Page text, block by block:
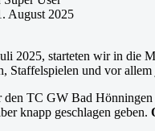
August 2025
2025, starteten wir in die
Staffelspielen und vor allem
TC GW Bad Hönningen
knapp geschlagen geben.